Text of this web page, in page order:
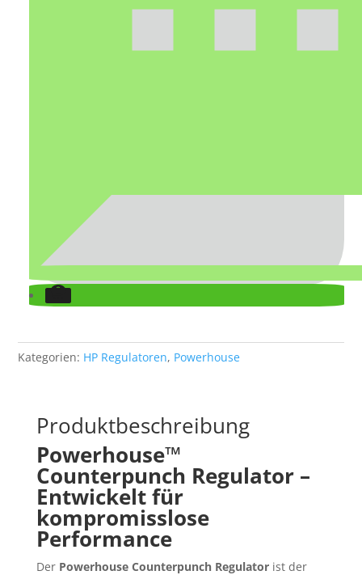
Kategorien: HP Regulatoren, Powerhouse
Produktbeschreibung
Powerhouse™
Counterpunch Regulator –
Entwickelt für
kompromisslose
Performance
Der Powerhouse Counterpunch Regulatorist der